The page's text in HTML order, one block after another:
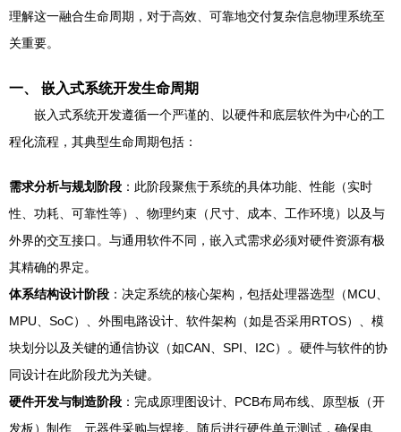
理解这一融合生命周期，对于高效、可靠地交付复杂信息物理系统至
关重要。
一、 嵌入式系统开发生命周期
嵌入式系统开发遵循一个严谨的、以硬件和底层软件为中心的工
程化流程，其典型生命周期包括：
需求分析与规划阶段 ：此阶段聚焦于系统的具体功能、性能（实时
性、功耗、可靠性等）、物理约束（尺寸、成本、工作环境）以及与
外界的交互接口。与通用软件不同，嵌入式需求必须对硬件资源有极
其精确的界定。
体系结构设计阶段 ：决定系统的核心架构，包括处理器选型（MCU、
MPU、SoC）、外围电路设计、软件架构（如是否采用RTOS）、模
块划分以及关键的通信协议（如CAN、SPI、I2C）。硬件与软件的协
同设计在此阶段尤为关键。
硬件开发与制造阶段 ：完成原理图设计、PCB布局布线、原型板（开
发板）制作、元器件采购与焊接。随后进行硬件单元测试，确保电